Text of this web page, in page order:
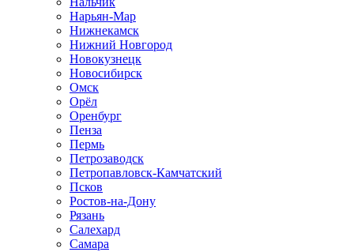
Нарьян-Мар
Нижнекамск
Нижний Новгород
Новокузнецк
Новосибирск
Омск
Орёл
Оренбург
Пенза
Пермь
Петрозаводск
Петропавловск-Камчатский
Псков
Ростов-на-Дону
Рязань
Салехард
Самара